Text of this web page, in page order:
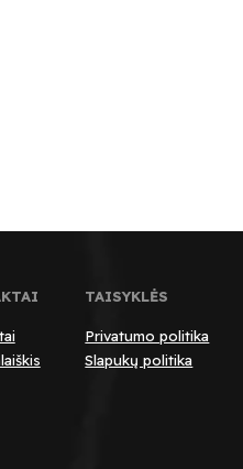
TAISYKLĖS
Privatumo politika
Slapukų politika